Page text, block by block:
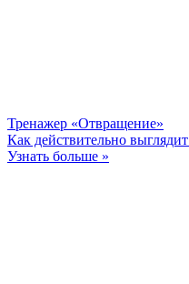
Тренажер «Отвращение»
Как действительно
Узнать больше »